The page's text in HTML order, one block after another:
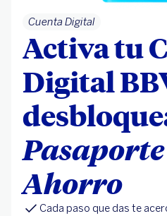
Cuenta Digital
Activa tu
Digital
Ahorro
Cada paso que das te